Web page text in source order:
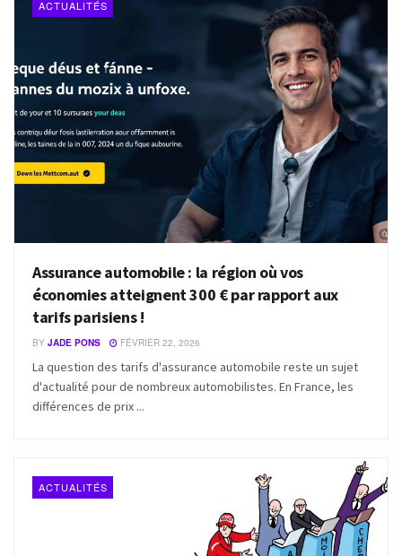
ACTUALITÉS
Assurance automobile : la région où vos
économies atteignent 300 € par rapport aux
tarifs parisiens !
BY JADE PONS FÉVRIER 22, 2026
La question des tarifs d'assurance automobile reste un sujet
d'actualité pour de nombreux automobilistes. En France, les
différences de prix ...
ACTUALITÉS